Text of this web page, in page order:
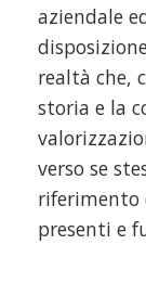
aziendale
realtà che,
storia e la
verso se
riferimento
presenti e